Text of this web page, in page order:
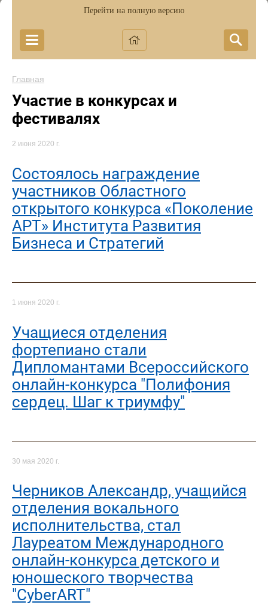
Перейти на полную версию
Главная
Участие в конкурсах и
фестивалях
2 июня 2020 г.
Состоялось награждение
участников Областного
открытого конкурса «Поколение
АРТ» Института Развития
Бизнеса и Стратегий
1 июня 2020 г.
Учащиеся отделения
фортепиано стали
Дипломантами Всероссийского
онлайн-конкурса "Полифония
сердец. Шаг к триумфу"
30 мая 2020 г.
Черников Александр, учащийся
отделения вокального
исполнительства, стал
Лауреатом Международного
онлайн-конкурса детского и
юношеского творчества
"CyberART"